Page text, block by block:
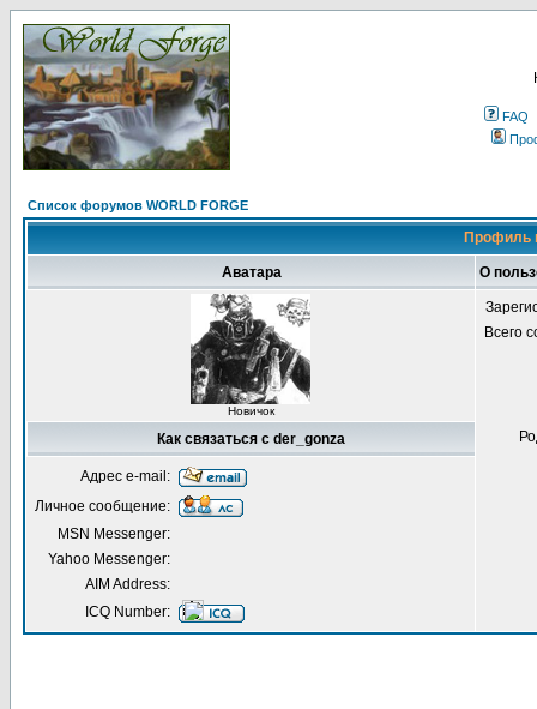
FAQ
Список форумов WORLD FORGE
Профиль
Аватара О
Новичок
Всего
Как связаться с der_gonza
Адрес e-mail:
Личное сообщение:
MSN Messenger:
Yahoo Messenger:
AIM Address:
ICQ Number: